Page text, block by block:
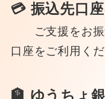
💳 振込先口
ご支援をお振
口座をご利用くだ
🏦 ゆうちょ